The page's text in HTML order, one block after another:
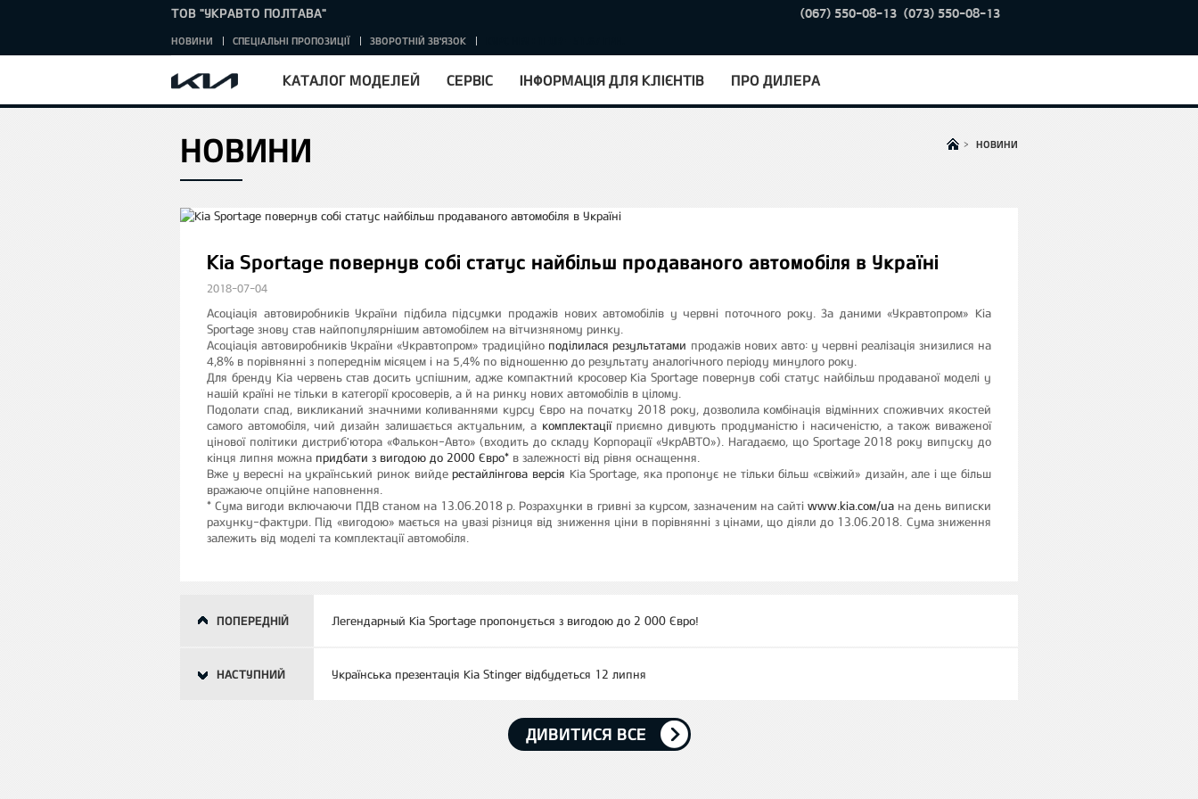
КАТАЛОГ МОДЕЛЕЙ СЕРВІС ІНФОРМАЦІЯ ДЛЯ КЛІЄНТІВ ПРО ДИЛЕРА
ТОВ "УКРАВТО ПОЛТАВА" (067) 550-08-13 (073) 550-08-13
НОВИНИ СПЕЦІАЛЬНІ ПРОПОЗИЦІЇ ЗВОРОТНІЙ ЗВ'ЯЗОК
> НОВИНИ
НОВИНИ
Kia Sportage повернув собі статус найбільш продаваного автомобіля в Україні
2018-07-04
Асоціація автовиробників України підбила підсумки продажів нових автомобілів у червні поточного року. За даними «Укравтопром» Kia
Sportage знову став найпопулярнішим автомобілем на вітчизняному ринку.
Асоціація автовиробників України «Укравтопром» традиційно поділилася результатами продажів нових авто: у червні реалізація знизилися на
4,8% в порівнянні з попереднім місяцем і на 5,4% по відношенню до результату аналогічного періоду минулого року.
Для бренду Kia червень став досить успішним, адже компактний кросовер Kia Sportage повернув собі статус найбільш продаваної моделі у
нашій країні не тільки в категорії кросоверів, а й на ринку нових автомобілів в цілому.
Подолати спад, викликаний значними коливаннями курсу Євро на початку 2018 року, дозволила комбінація відмінних споживчих якостей
самого автомобіля, чий дизайн залишається актуальним, а комплектаціїприємно дивують продуманістю і насиченістю, а також виваженої
цінової політики дистриб'ютора «Фалькон-Авто» (входить до складу Корпорації «УкрАВТО»). Нагадаємо, що Sportage 2018 року випуску до
кінця липня можна придбати з вигодою до 2000 Євро* в залежності від рівня оснащення.
Вже у вересні на український ринок вийдерестайлінгова версія Kia Sportage, яка пропонує не тільки більш «свіжий» дизайн, але і ще більш
вражаюче опційне наповнення.
* Сума вигоди включаючи ПДВ станом на 13.06.2018 р. Розрахунки в гривні за курсом, зазначеним на сайті www.kia.сом/uaна день виписки
рахунку-фактури. Під «вигодою» мається на увазі різниця від зниження ціни в порівнянні з цінами, що діяли до 13.06.2018. Сума зниження
залежить від моделі та комплектації автомобіля.
ПОПЕРЕДНІЙ Легендарный Kia Sportage пропонується з вигодою до 2 000 Євро!
НАСТУПНИЙ Українська презентація Kia Stinger відбудеться 12 липня
ДИВИТИСЯ ВСЕ